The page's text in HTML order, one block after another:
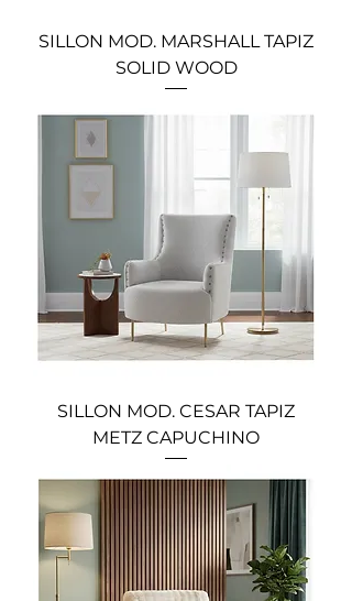
SILLON MOD. MARSHALL TAPIZ
SOLID WOOD
SILLON MOD. CESAR TAPIZ
METZ CAPUCHINO